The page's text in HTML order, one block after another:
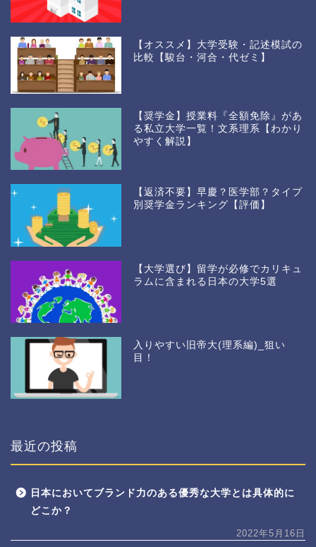
【オススメ】大学受験・記述模試の
比較【駿台・河合・代ゼミ】
【奨学金】授業料『全額免除』があ
る私立大学一覧！文系理系【わかり
やすく解説】
【返済不要】早慶？医学部？タイプ
別奨学金ランキング【評価】
【大学選び】留学が必修でカリキュ
ラムに含まれる日本の大学5選
入りやすい旧帝大(理系編)_狙い
目！
最近の投稿
日本においてブランド力のある優秀な大学とは具体的に
どこか？
2022年5月16日